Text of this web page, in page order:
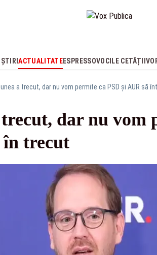
ȘTIRIACTUALITATEESPRESSOVOCILE CETĂȚII
a trecut, dar nu vom permite ca PSD și AUR să
dar nu vom
trecut